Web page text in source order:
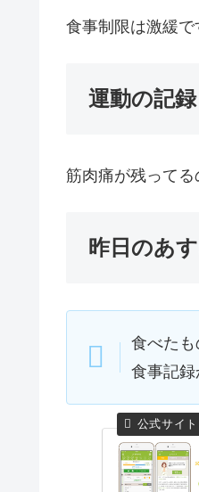
食事制限は激緩で
運動の記録
筋肉痛が残ってる
昨日のあ
食べたも
食事記録